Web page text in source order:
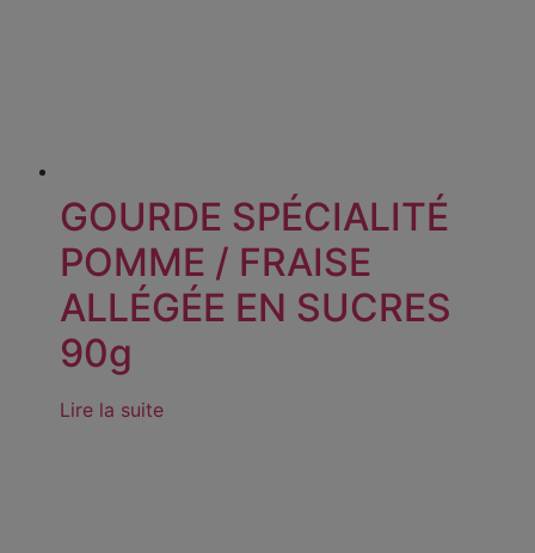
GOURDE SPÉCIALITÉ
POMME / FRAISE
ALLÉGÉE EN SUCRES
90g
Lire la suite